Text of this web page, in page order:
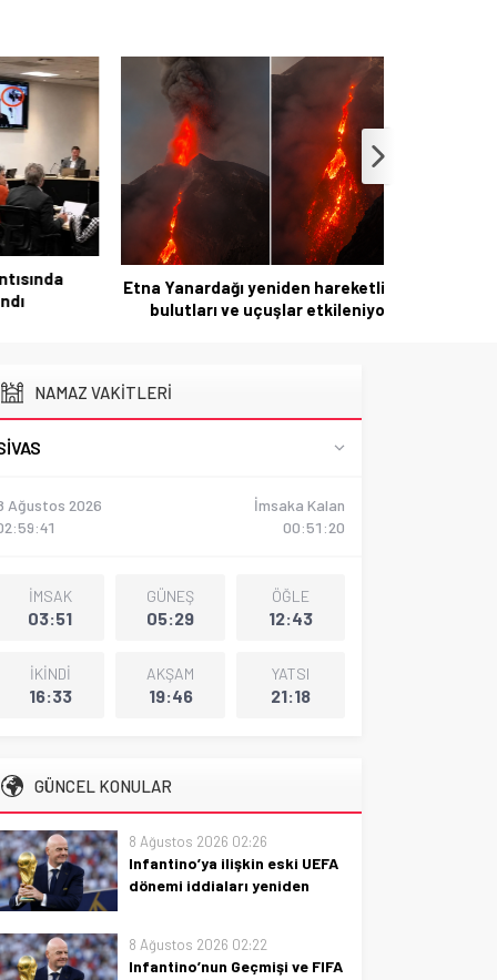
Etna Yanardağı yeniden hareketli: Kül
bulutları ve uçuşlar etkileniyor
NAMAZ VAKİTLERİ
Ağustos 2026
İmsaka Kalan
00:51:19
İMSAK
03:51
GÜNEŞ
05:29
ÖĞLE
12:43
İKİNDİ
16:33
AKŞAM
19:46
YATSI
21:18
GÜNCEL KONULAR
8 Ağustos 2026 02:26
Infantino’ya ilişkin eski UEFA
dönemi iddiaları yeniden
Eski UEFA dönemi iddiaları
yeniden gündemde: Infantino’ya
8 Ağustos 2026 02:22
Infantino’nun Geçmişi ve FIFA